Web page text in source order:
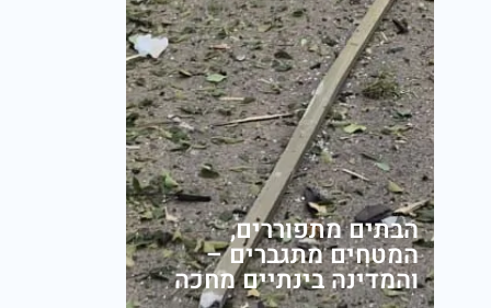
הבתים מתפוררים,
המטחים מתגברים –
והמדינה בינתיים מחכה